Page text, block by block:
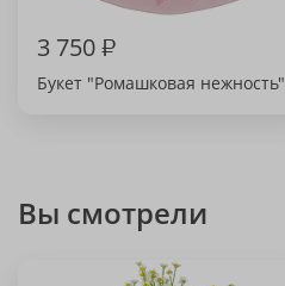
3 750₽
Букет "Ромашковая нежность"
Вы смотрели